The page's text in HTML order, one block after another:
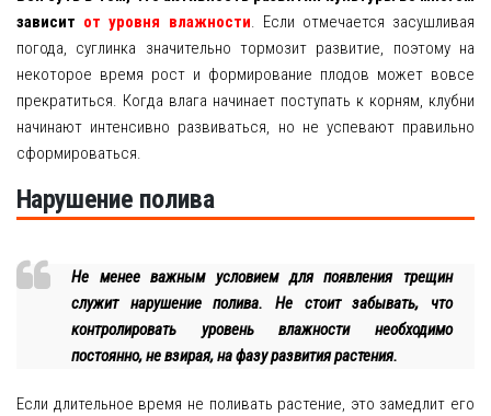
зависит от уровня влажности. Если отмечается засушливая
погода, суглинка значительно тормозит развитие, поэтому на
некоторое время рост и формирование плодов может вовсе
прекратиться. Когда влага начинает поступать к корням, клубни
начинают интенсивно развиваться, но не успевают правильно
сформироваться.
Нарушение полива
Не менее важным условием для появления трещин
служит нарушение полива. Не стоит забывать, что
контролировать уровень влажности необходимо
постоянно, не взирая, на фазу развития растения.
Если длительное время не поливать растение, это замедлит его